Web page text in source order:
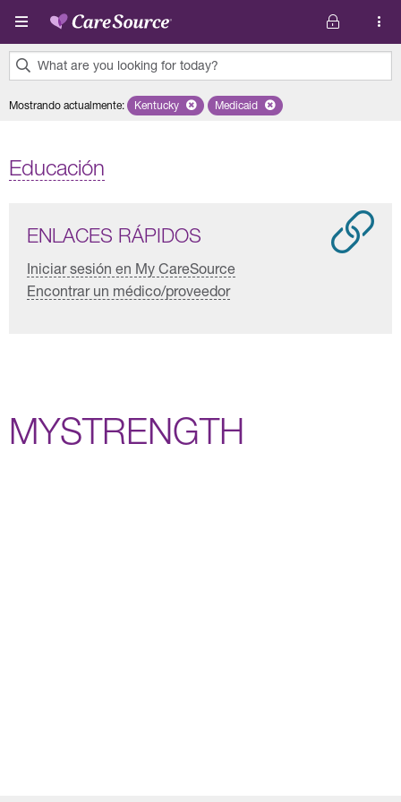
Pasar al contenido principal
What are you looking for today?
results
Mostrando actualmente: Remove selected state 'Kentucky'
Kentucky Remove selected plan 'Medicaid'
Medicaid
Educación
ENLACES RÁPIDOS
Iniciar sesión en My CareSource
Encontrar un médico/proveedor
MYSTRENGTH